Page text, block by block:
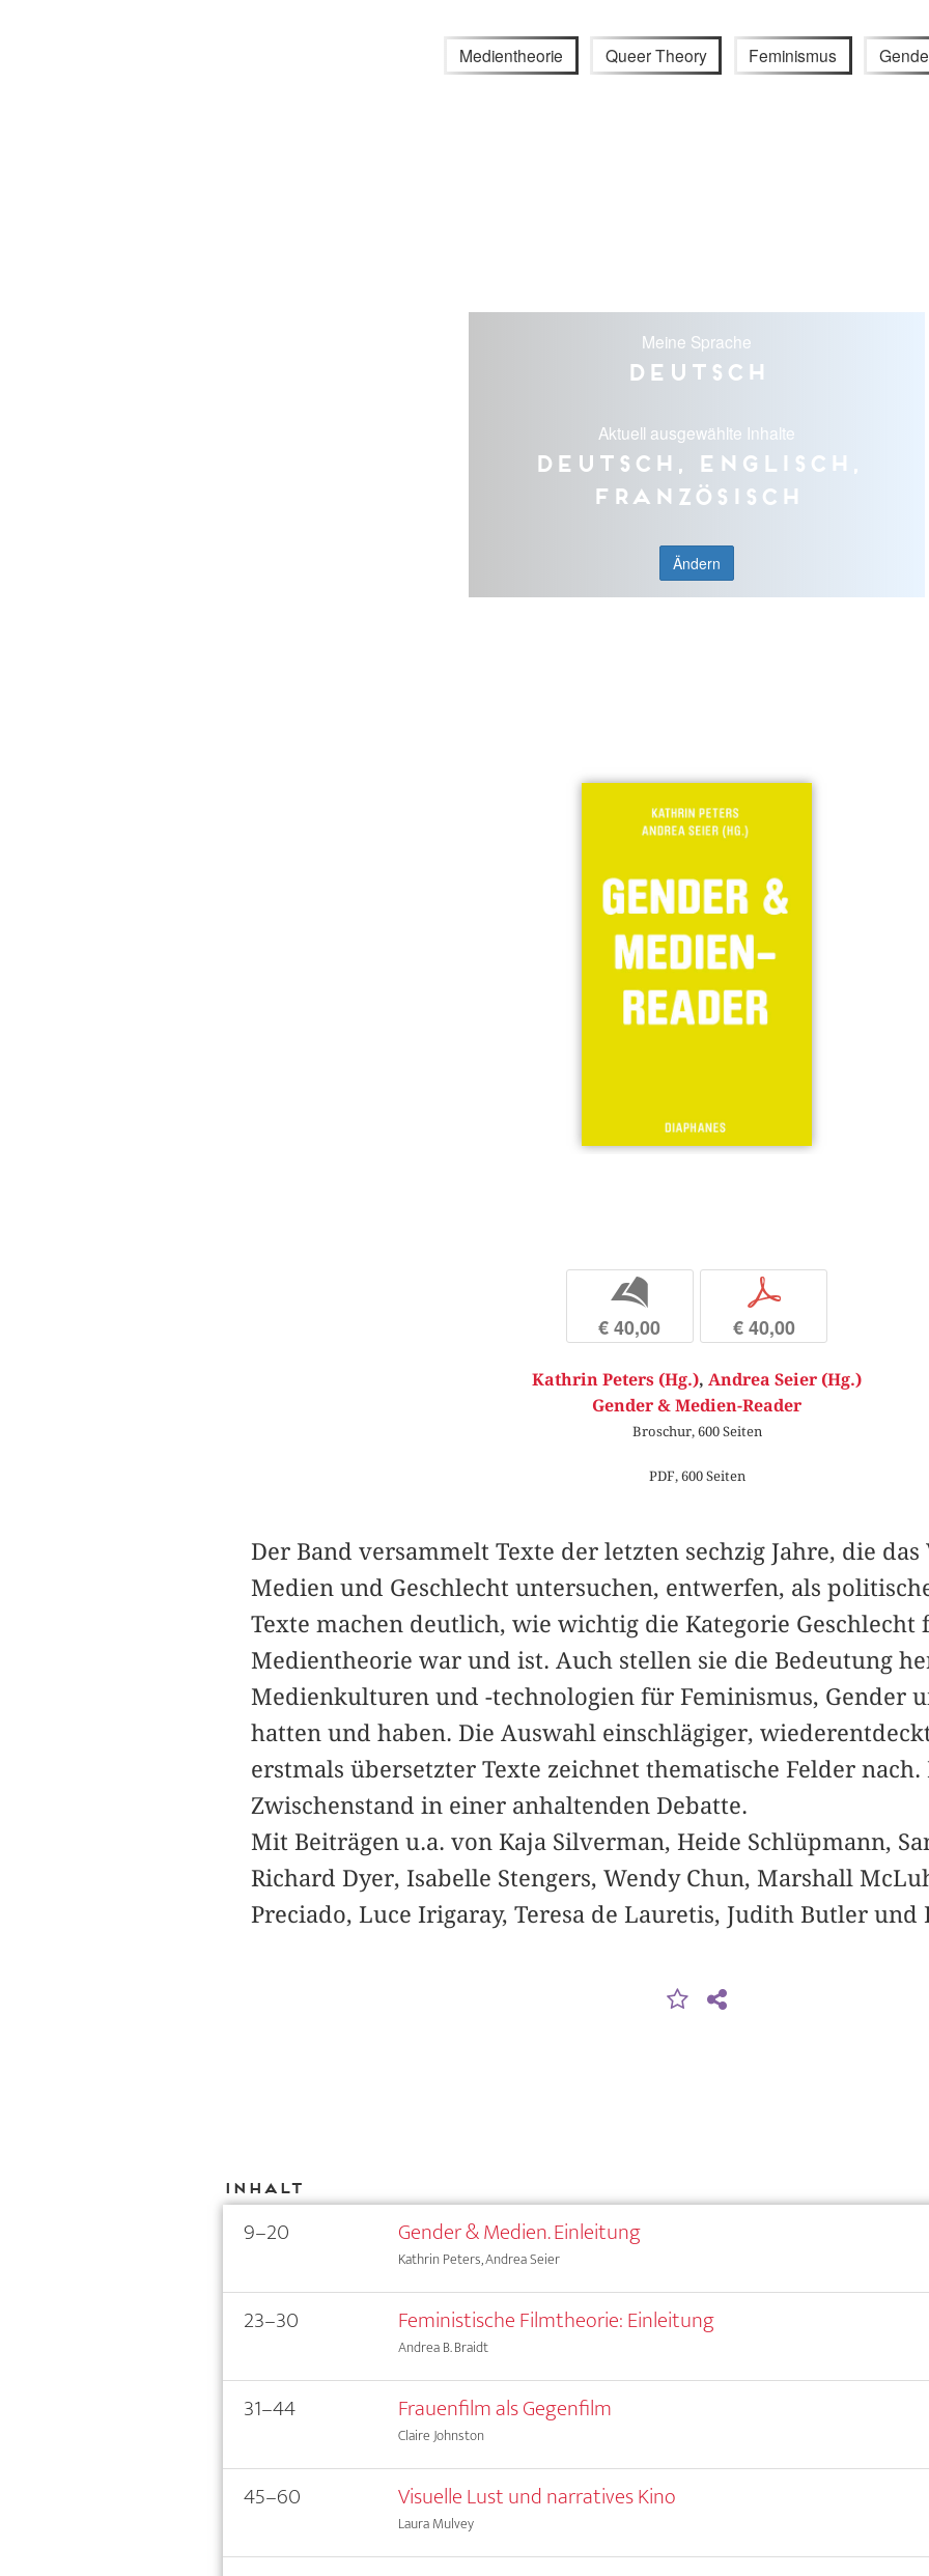
Medientheorie Queer Theory Feminismus
Meine Sprache
Deutsch
Aktuell ausgewählte Inhalte
Deutsch, Englisch,
Französisch
Ändern
b
€ 40,00
p
€ 40,00
Kathrin Peters (Hg.), Andrea Seier (Hg.)
Gender & Medien-Reader
Broschur, 600 Seiten
PDF, 600 Seiten
Der Band versammelt Texte der letzten sechzig Jahre, die
Medien und Geschlecht untersuchen, entwerfen, als
Texte machen deutlich, wie wichtig die Kategorie Geschlecht
Medientheorie war und ist. Auch stellen sie die Bedeutung
Medienkulturen und -technologien für Feminismus, Gender
hatten und haben. Die Auswahl einschlägiger,
erstmals übersetzter Texte zeichnet thematische Felder
Zwischenstand in einer anhaltenden Debatte.
Mit Beiträgen u.a. von Kaja Silverman, Heide Schlüpmann,
Richard Dyer, Isabelle Stengers, Wendy Chun, Marshall
Preciado, Luce Irigaray, Teresa de Lauretis, Judith Butler und
Inhalt
9–20 Gender & Medien. Einleitung
Kathrin Peters, Andrea Seier
23–30 Feministische Filmtheorie: Einleitung
Andrea B. Braidt
31–44 Frauenfilm als Gegenfilm
Claire Johnston
45–60 Visuelle Lust und narratives Kino
Laura Mulvey